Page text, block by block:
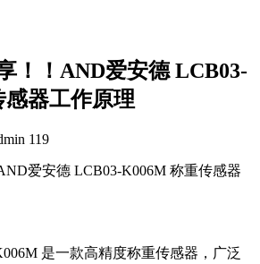
！！AND爱安德 LCB03-
器工作原理
119
爱安德 LCB03-K006M 称重传感器
是一款高精度称重传感器，广泛